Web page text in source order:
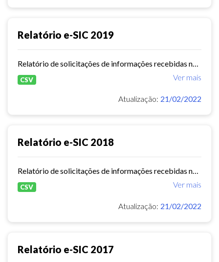
Relatório e-SIC 2019
Ver mais
CSV
Atualização: 21/02/2022
Relatório e-SIC 2018
Ver mais
CSV
Atualização: 21/02/2022
Relatório e-SIC 2017